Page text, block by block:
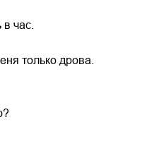
час.
только дрова.